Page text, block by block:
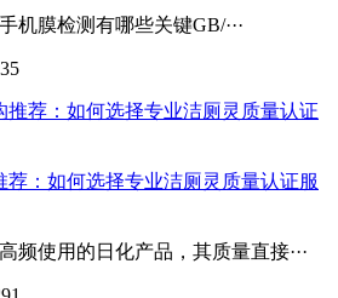
机膜检测有哪些关键GB/···
荐：如何选择专业洁厕灵质量认证服
频使用的日化产品，其质量直接···